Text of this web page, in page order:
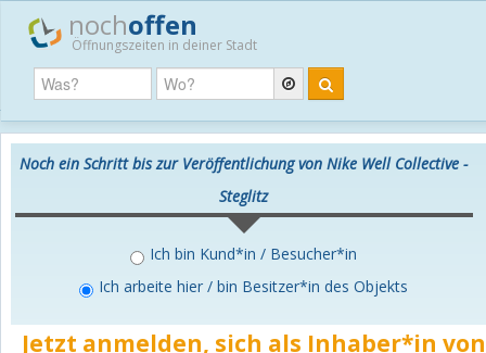
nochoffen
Öffnungszeiten in deiner Stadt
Noch ein Schritt bis zur Veröffentlichung von Nike Well Collective -
Steglitz
Ich bin Kund*in / Besucher*in
Ich arbeite hier / bin Besitzer*in des Objekts
Jetzt anmelden, sich als Inhaber*in von